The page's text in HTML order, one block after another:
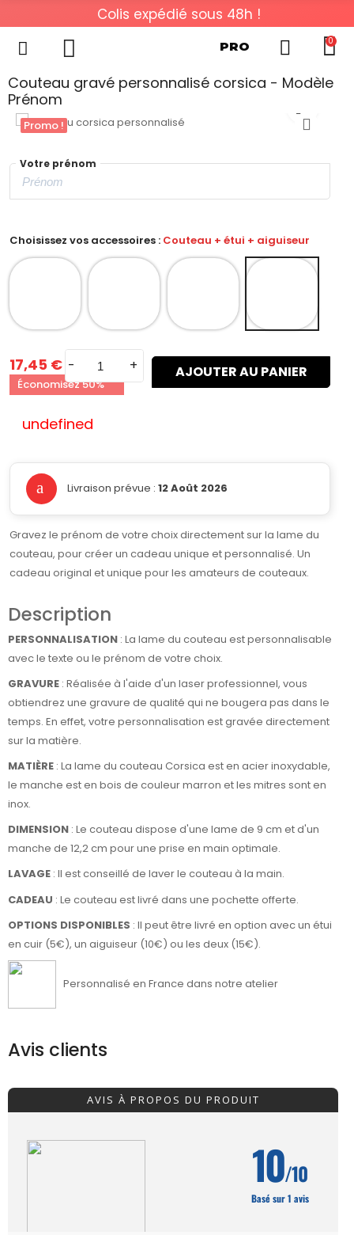
Colis expédié sous 48h !
PRO 0
Couteau gravé personnalisé corsica - Modèle
Prénom
Promo !
Votre prénom
Choisissez vos accessoires : Couteau + étui + aiguiseur
17,45 €
Économisez 50%
- + AJOUTER AU PANIER
undefined
Livraison prévue : 12 Août 2026
Gravez le prénom de votre choix directement sur la lame du
couteau, pour créer un cadeau unique et personnalisé. Un
cadeau original et unique pour les amateurs de couteaux.
Description
PERSONNALISATION : La lame du couteau est personnalisable
avec le texte ou le prénom de votre choix.
GRAVURE : Réalisée à l'aide d'un laser professionnel, vous
obtiendrez une gravure de qualité qui ne bougera pas dans le
temps. En effet, votre personnalisation est gravée directement
sur la matière.
MATIÈRE : La lame du couteau Corsica est en acier inoxydable,
le manche est en bois de couleur marron et les mitres sont en
inox.
DIMENSION : Le couteau dispose d'une lame de 9 cm et d'un
manche de 12,2 cm pour une prise en main optimale.
LAVAGE : Il est conseillé de laver le couteau à la main.
CADEAU : Le couteau est livré dans une pochette offerte.
OPTIONS DISPONIBLES : Il peut être livré en option avec un étui
en cuir (5€), un aiguiseur (10€) ou les deux (15€).
Personnalisé en France dans notre atelier
Avis clients
AVIS À PROPOS DU PRODUIT
10/10
Basé sur 1 avis